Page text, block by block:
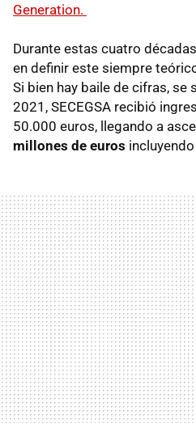
Generation.
Durante estas cuatro
en definir este siempre
Si bien hay baile de cifras, se
2021, SECEGSA recibió
50.000 euros, llegando a
millones de euros